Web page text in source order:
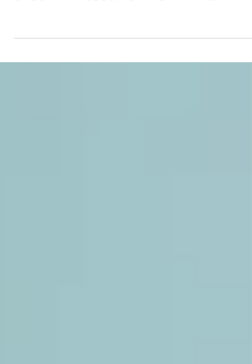
SVILUPPA IN SEGUITO A FORTI TRAUMI